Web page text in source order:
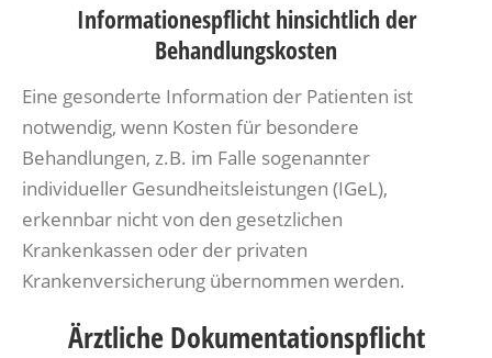
Informationespflicht hinsichtlich der
Behandlungskosten
Eine gesonderte Information der Patienten ist
notwendig, wenn Kosten für besondere
Behandlungen, z.B. im Falle sogenannter
individueller Gesundheitsleistungen (IGeL),
erkennbar nicht von den gesetzlichen
Krankenkassen oder der privaten
Krankenversicherung übernommen werden.
Ärztliche Dokumentationspflicht